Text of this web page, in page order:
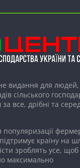
видання для людей,
сільського
все, дрібні та
популяризації
країну на
зроблять усе, щоб
максимально